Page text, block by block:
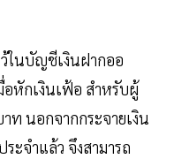
ในบัญชีเงินฝากออ
หักเงินเฟ้อ สำหรับผู้
ท นอกจากกระจายเงิน
จำแล้ว จึงสามารถ